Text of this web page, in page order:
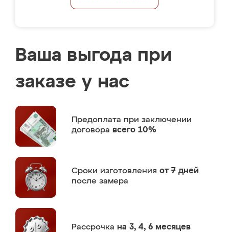
Ваша выгода при
заказе у нас
Предоплата при заключении
договора всего 10%
Сроки изготовления от 7 дней
после замера
Рассрочка на 3, 4, 6 месяцев